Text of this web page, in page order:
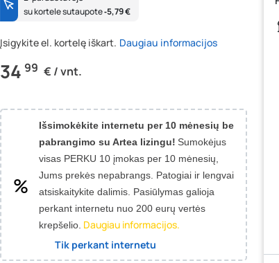
su kortele sutaupote‐5,79 €
Įsigykite el. kortelę iškart. Daugiau informacijos
34 99 € / vnt.
Išsimokėkite internetu per 10 mėnesių be
pabrangimo su Artea lizingu! Sumokėjus
visas PERKU 10 įmokas per 10 mėnesių,
Jums prekės nepabrangs. Patogiai ir lengvai
atsiskaitykite dalimis. Pasiūlymas galioja
perkant internetu nuo 200 eurų vertės
krepšelio. Daugiau informacijos.
Tik perkant internetu